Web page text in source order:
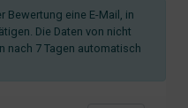
Bewertung eine E-Mail, in
Die Daten von nicht
nach 7 Tagen automatisch